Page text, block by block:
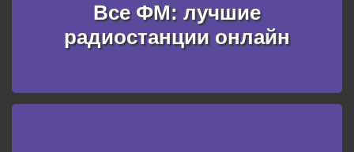
Все ФМ: лучшие
радиостанции онлайн